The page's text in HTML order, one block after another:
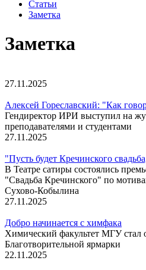
Статьи
Заметка
Заметка
27.11.2025
Алексей Гореславский: "Как
Гендиректор ИРИ выступил на
преподавателями и студентами
27.11.2025
"Пусть будет Кречинского
В Театре сатиры состоялись
"Свадьба Кречинского" по
Сухово-Кобылина
27.11.2025
Добро начинается с химфака
Химический факультет МГУ стал
Благотворительной ярмарки
22.11.2025